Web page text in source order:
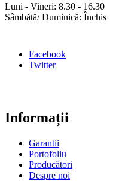
Luni - Vineri: 8.30 - 16.30
Sâmbătă/ Duminică: Închis
Facebook
Twitter
Informații
Garantii
Portofoliu
Producători
Despre noi